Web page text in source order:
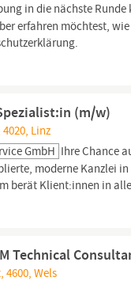
in die nächste
erfahren möchtest,
(m/w)
Linz
GmbH Ihre Chance
moderne Kanzlei
berät Klient:innen in
Technical
4600, Wels